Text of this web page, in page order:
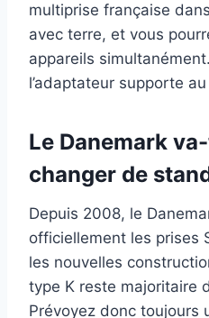
multiprise française
avec terre, et vous
appareils
l’adaptateur supporte
Le Danemark
changer de
Depuis 2008, le
officiellement les prises
les nouvelles
type K reste majoritaire
Prévoyez donc toujours